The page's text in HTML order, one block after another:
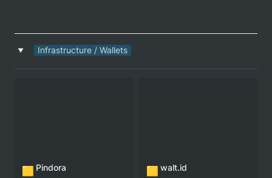
‣ Infrastructure / Wallets
🟨 Pindora 🟨 walt.id